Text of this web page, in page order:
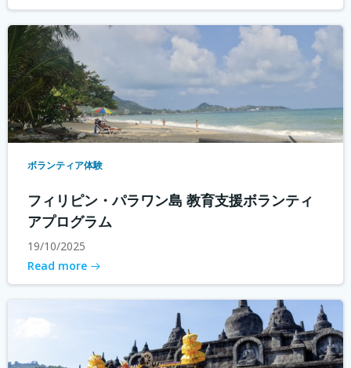
ボランティア体験
フィリピン・パラワン島 教育支援ボランティ
アプログラム
19/10/2025
Read more